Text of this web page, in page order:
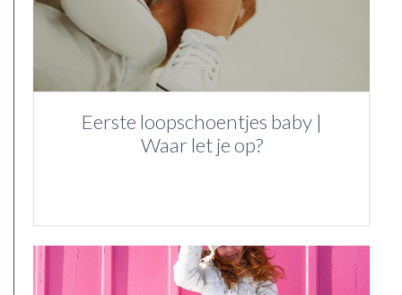
Eerste loopschoentjes baby |
Waar let je op?